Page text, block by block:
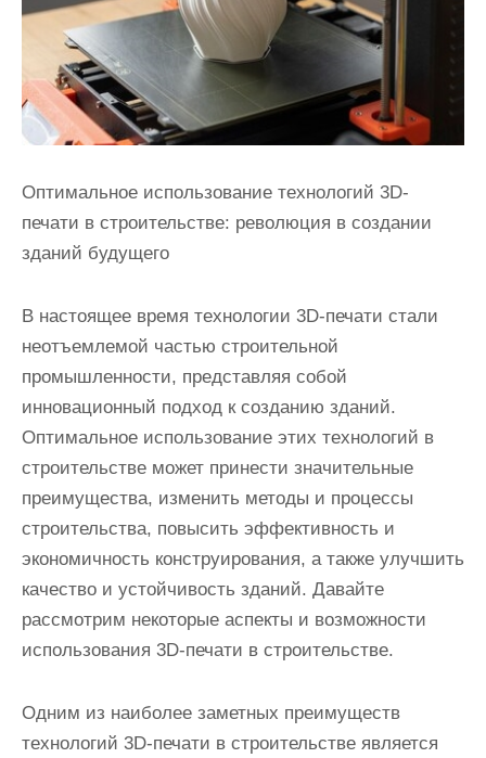
Оптимальное использование технологий 3D-
печати в строительстве: революция в создании
зданий будущего
В настоящее время технологии 3D-печати стали
неотъемлемой частью строительной
промышленности, представляя собой
инновационный подход к созданию зданий.
Оптимальное использование этих технологий в
строительстве может принести значительные
преимущества, изменить методы и процессы
строительства, повысить эффективность и
экономичность конструирования, а также улучшить
качество и устойчивость зданий. Давайте
рассмотрим некоторые аспекты и возможности
использования 3D-печати в строительстве.
Одним из наиболее заметных преимуществ
технологий 3D-печати в строительстве является